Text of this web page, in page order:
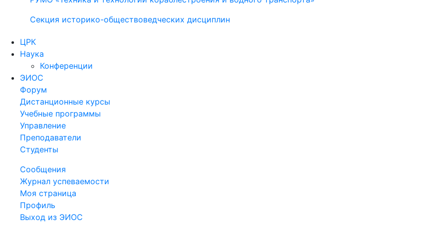
Секция историко-обществоведческих дисциплин
ЦРК
Наука
Конференции
ЭИОС
Форум
Дистанционные курсы
Учебные программы
Управление
Преподаватели
Студенты
Сообщения
Журнал успеваемости
Моя страница
Профиль
Выход из ЭИОС